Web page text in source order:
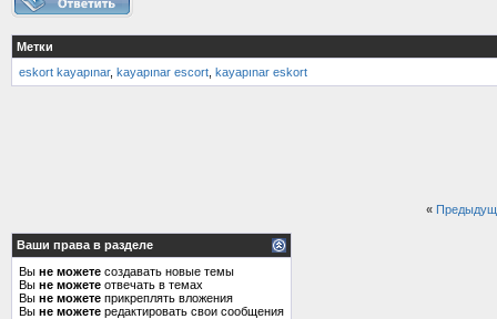
Метки
eskort kayapınar, kayapınar escort kayapınar eskort
«
Ваши права в разделе
Вы не можете создавать новые темы
Вы не можете отвечать в темах
Вы не можете прикреплять вложения
Вы не можете редактировать свои сообщения